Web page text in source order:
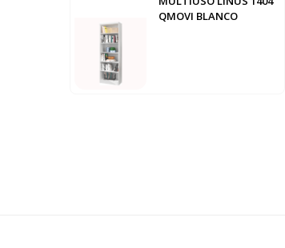
QMOVI BLANCO